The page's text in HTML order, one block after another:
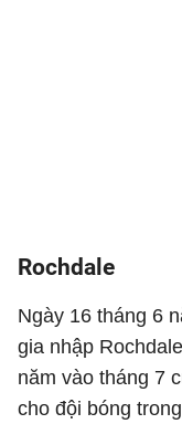
Rochdale
Ngày 16 tháng 6
gia nhập
năm vào tháng 7
cho đội bóng